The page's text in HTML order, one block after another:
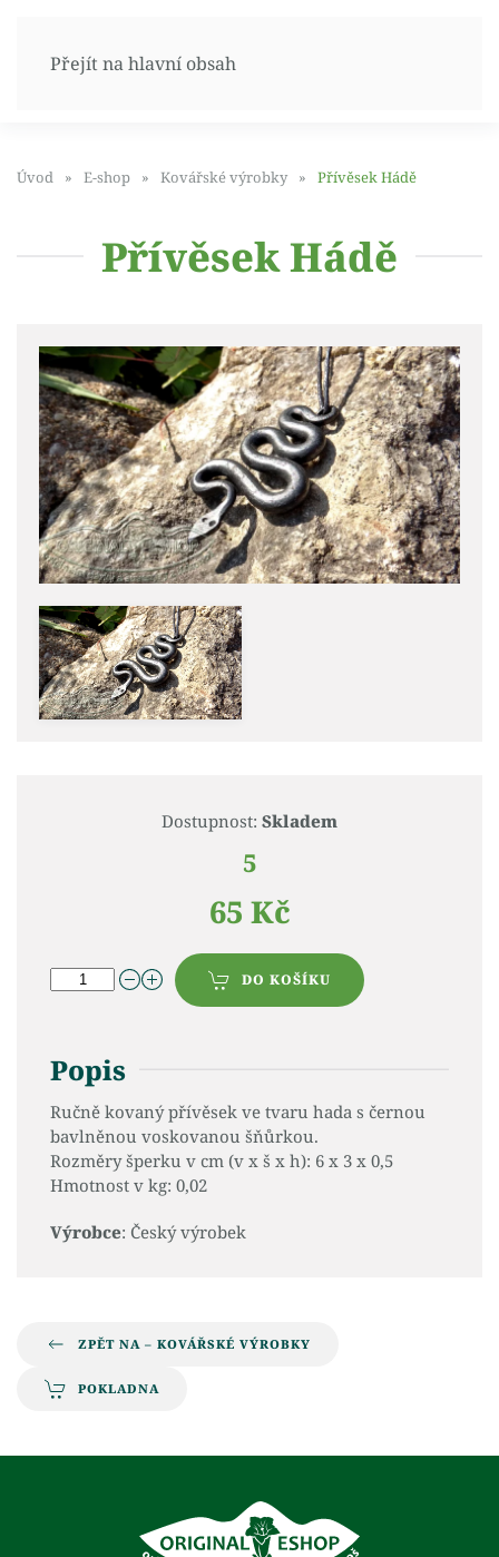
Přejít na hlavní obsah
Úvod E-shop Kovářské výrobky Přívěsek Hádě
Přívěsek Hádě
Dostupnost: Skladem
5
65 Kč
DO KOŠÍKU
Popis
Ručně kovaný přívěsek ve tvaru hada s černou
bavlněnou voskovanou šňůrkou.
Rozměry šperku v cm (v x š x h): 6 x 3 x 0,5
Hmotnost v kg: 0,02
Výrobce: Český výrobek
ZPĚT NA – KOVÁŘSKÉ VÝROBKY
POKLADNA